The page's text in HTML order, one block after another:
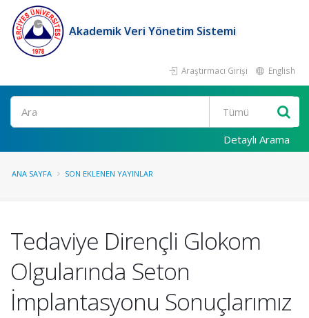
Akademik Veri Yönetim Sistemi
Araştırmacı Girişi English
Ara
Detaylı Arama
ANA SAYFA SON EKLENEN YAYINLAR
Tedaviye Dirençli Glokom
Olgularında Seton
İmplantasyonu Sonuçlarımız